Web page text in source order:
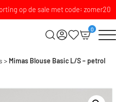
op de sale met code: zomer20
0
> Mimas Blouse Basic L/S – petrol